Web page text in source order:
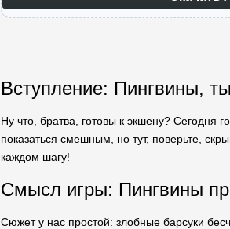
Вступление: Пингвины,
Ну что, братва, готовы к экшену?
показаться смешным, но тут, поверьте,
каждом шагу!
Смысл игры: Пингвины
Сюжет у нас простой: злобные барсуки